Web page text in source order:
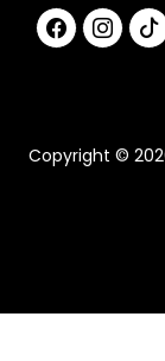
Copyright ©